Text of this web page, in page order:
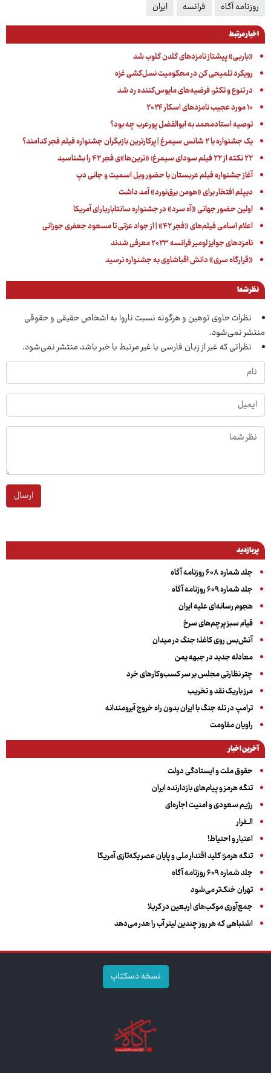
روزنامه آگاه فرانسه ایران
اخبار مرتبط
«باربی» پیشتاز نامزدهای گلدن گلوب شد
رویکرد تلمیحی کن در محکومیت نسل‌کشی غزه
در تنوع و تکثر، فرضیه‌های مایوس‌کننده رد شد
۱۰ مورد عجیب نامزدهای اسکار ۲۰۲۴
توصیه‌ استادمحمد به ابوالفضل پورعرب چه بود؟
یک جشنواره با ۲ شانس سیمرغ | پرکارترین بازیگران جشنواره فیلم فجر کدامند؟
۲۲ نکته از ۲۲ فیلم سودای سیمرغ؛ «ترین‌ها»ی فجر ۴۲ را بشناسید
آغاز جشنواره فیلم عربستان با حضور ویل اسمیت و جانی دپ
دیپلم افتخار برای «هومن برق‌نورد» آمد داشت
اولین حضور جهانی «آه سرد» در جشنواره سانتاباربارای آمریکا
اعلام اسامی فیلم‌های «فجر ۴۲» | از جواد عزتی تا مسعود جعفری جوزانی
نامزدهای جوایز لومیر فرانسه ۲۰۲۳ معرفی شدند
«قرارگاه سری» دانش اقباشاوی به جشنواره نرسید
نظر شما
نظرات حاوی توهین و هرگونه نسبت ناروا به اشخاص حقیقی و حقوقی
منتشر نمی‌شود.
نظراتی که غیر از زبان فارسی یا غیر مرتبط با خبر باشد منتشر نمی‌شود.
ارسال
پربازدید
جلد شماره ۶۰۸ روزنامه آگاه
جلد شماره ۶۰۹ روزنامه آگاه
هجوم رسانه‌ای علیه ایران
قیام سبز پرچم‌های سرخ
آتش‌بس روی کاغذ؛ جنگ در میدان
معادله جدید در جبهه یمن
چتر نظارتی مجلس بر سر کسب‌وکارهای خرد
مرز باریک نقد و تخریب
ترامپ در تله جنگ با ایران بدون راه خروج آبرومندانه
راویان مقاومت
آخرین اخبار
حقوق ملت و ایستادگی دولت
تنگه هرمز و پیام‌های بازدارنده ایران
رژیم سعودی و امنیت اجاره‌ای
الــفرار
اعتبار و احتیاط!
تنگه هرمز؛ کلید اقتدار ملی و پایان عصر یکه‌تازی آمریکا
جلد شماره ۶۰۹ روزنامه آگاه
تهران خنک‌تر می‌شود
جمع‌آوری موکب‌های اربعین در کربلا
اشتباهی که هر روز چندین لیتر آب را هدر می‌دهد
نسخه دسکتاپ